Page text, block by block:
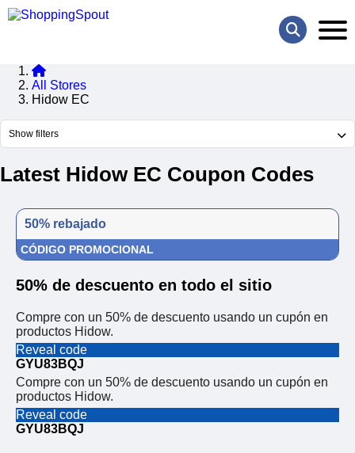
All Stores
Hidow EC
Show filters
Latest Hidow EC Coupon Codes
50% rebajado
CÓDIGO PROMOCIONAL
50% de descuento en todo el sitio
Compre con un 50% de descuento usando un cupón en
productos Hidow.
Reveal code
GYU83BQJ
Compre con un 50% de descuento usando un cupón en
productos Hidow.
Reveal code
GYU83BQJ